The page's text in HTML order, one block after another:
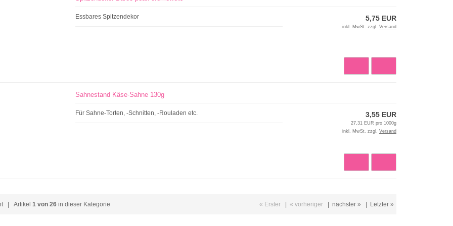
Essbares Spitzendekor 5,75 EUR
inkl. MwSt. zzgl. Versand
Sahnestand Käse-Sahne 130g
Für Sahne-Torten, -Schnitten, -Rouladen etc. 3,55 EUR
27,31 EUR pro 1000g
inkl. MwSt. zzgl. Versand
| Artikel 1 von 26 in dieser Kategorie « Erster « vorheriger nächster » Letzter »